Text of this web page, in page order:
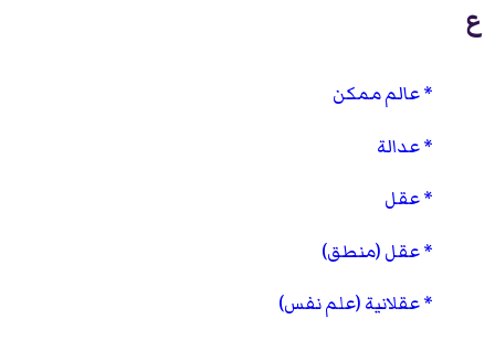
ع
عالم ممكن
عدالة
عقل
عقل (منطق)
عقلانية (علم نفس)